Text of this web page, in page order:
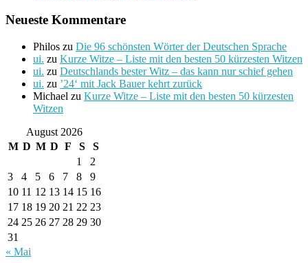
Neueste Kommentare
Philos zu Die 96 schönsten Wörter der Deutschen Sprache
ui. zu Kurze Witze – Liste mit den besten 50 kürzesten Witzen
ui. zu Deutschlands bester Witz – das kann nur schief gehen
ui. zu ’24‘ mit Jack Bauer kehrt zurück
Michael zu Kurze Witze – Liste mit den besten 50 kürzesten
Witzen
August 2026
M D M D F S
S
1
2
3
4 5 6 7 8
9
10 11 12 13 14 15 16
17 18 19 20 21 22 23
24 25 26 27 28 29 30
31
« Mai